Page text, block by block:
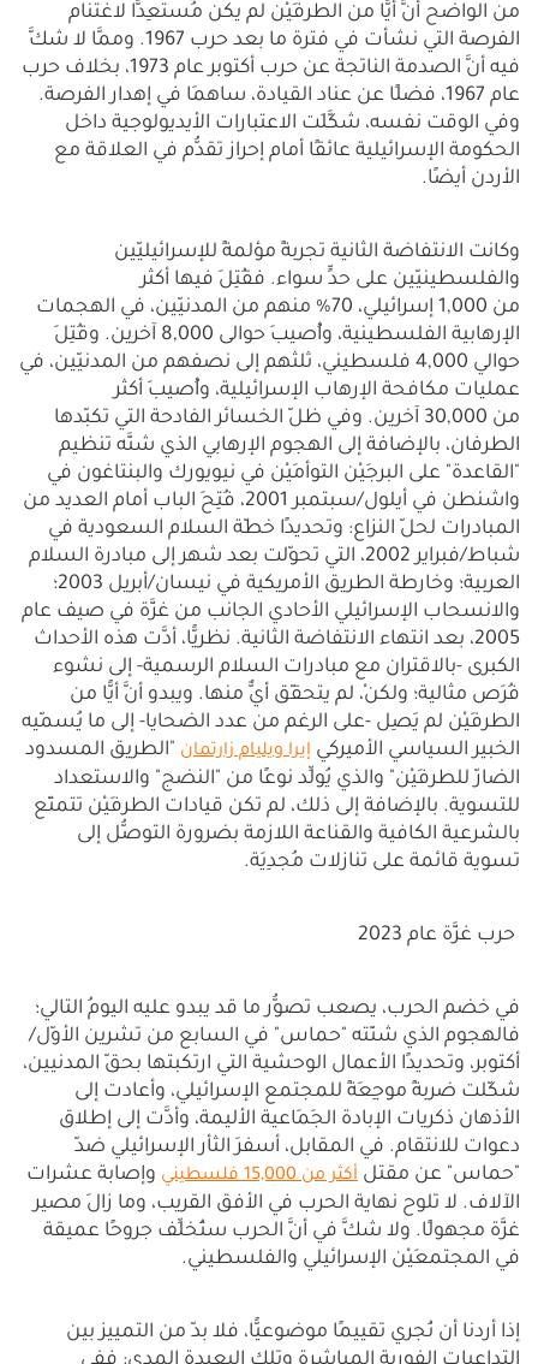
من الواضح أنَّ أيًّا من الطرفَيْن لم يكن مُستعِدًّا لاغتنام
الفرصة التي نشأت في فترة ما بعد حرب 1967. وممَّا لا شكَّ
فيه أنَّ الصدمة الناتجة عن حرب أكتوبر عام 1973، بخلاف حرب
عام 1967، فضلًا عن عناد القيادة، ساهمَا في إهدار الفرصة.
وفي الوقت نفسه، شكَّلَت الاعتبارات الأيديولوجية داخل
الحكومة الإسرائيلية عائقًا أمام إحراز تقدُّم في العلاقة مع
الأردن أيضًا.
وكانت الانتفاضة الثانية تجربةً مؤلمةً للإسرائيليّين
والفلسطينيّين على حدٍّ سواء. فقُتِلَ فيها أكثر
من 1,000 إسرائيلي، 70% منهم من المدنيّين، في الهجمات
الإرهابية الفلسطينية، وأُصيبَ حوالى 8,000 آخرين. وقُتِلَ
حوالي 4,000 فلسطيني، ثلثهم إلى نصفهم من المدنيّين، في
عمليات مكافحة الإرهاب الإسرائيلية، وأُصيبَ أكثر
من 30,000 آخرين. وفي ظلّ الخسائر الفادحة التي تكبّدها
الطرفان، بالإضافة إلى الهجوم الإرهابي الذي شنَّه تنظيم
"القاعدة" على البرجَيْن التوأمَيْن في نيويورك والبنتاغون في
واشنطن في أيلول/سبتمبر 2001، فُتِحَ الباب أمام العديد من
المبادرات لحلّ النزاع: وتحديدًا خطّة السلام السعودية في
شباط/فبراير 2002، التي تحوّلت بعد شهر إلى مبادرة السلام
العربية؛ وخارطة الطريق الأمريكية في نيسان/أبريل 2003؛
والانسحاب الإسرائيلي الأحادي الجانب من غزَّة في صيف عام
2005، بعد انتهاء الانتفاضة الثانية. نظريًّا، أدَّت هذه الأحداث
الكبرى -بالاقتران مع مبادرات السلام الرسمية- إلى نشوء
فُرَص مثالية؛ ولكنْ، لم يتحقّق أيٌّ منها. ويبدو أنَّ أيًّا من
الطرفَيْن لم يَصِل -على الرغم من عدد الضحايا- إلى ما يُسمّيه
الخبير السياسي الأميركي إيرا ويليام زارتمان "الطريق المسدود
الضارّ للطرفَيْن" والذي يُولِّد نوعًا من "النضج" والاستعداد
للتسوية. بالإضافة إلى ذلك، لم تكن قيادات الطرفَيْن تتمتّع
بالشرعية الكافية والقناعة اللازمة بضرورة التوصُّل إلى
تسوية قائمة على تنازلات مُجدِيَة.
حرب غزَّة عام 2023
في خضم الحرب، يصعب تصوُّر ما قد يبدو عليه اليومُ التالي؛
فالهجوم الذي شنّته "حماس" في السابع من تشرين الأوّل/
أكتوبر، وتحديدًا الأعمال الوحشية التي ارتكبتها بحقّ المدنيين،
شكّلت ضربةً موجِعَةً للمجتمع الإسرائيلي، وأعادت إلى
الأذهان ذكريات الإبادة الجَمَاعية الأليمة، وأدَّت إلى إطلاق
دعوات للانتقام. في المقابل، أسفرَ الثأر الإسرائيلي ضدّ
"حماس" عن مقتل أكثر من 15,000 فلسطيني
وإصابة عشرات
الآلاف. لا تلوح نهاية الحرب في الأفق القريب، وما زالَ مصير
غزَّة مجهولًا. ولا شكَّ في أنَّ الحرب ستُخلِّف جروحًا عميقة
في المجتمعَيْن الإسرائيلي والفلسطيني.
إذا أردنا أن نُجري تقييمًا موضوعيًّا، فلا بدّ من التمييز بين